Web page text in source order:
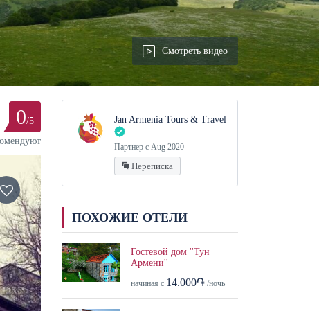
Смотреть видео
0/5
Jan Armenia Tours & Travel
Партнер с Aug 2020
Переписка
ПОХОЖИЕ ОТЕЛИ
Гостевой дом ''Тун
Армени''
начиная с 14.000֏ /ночь